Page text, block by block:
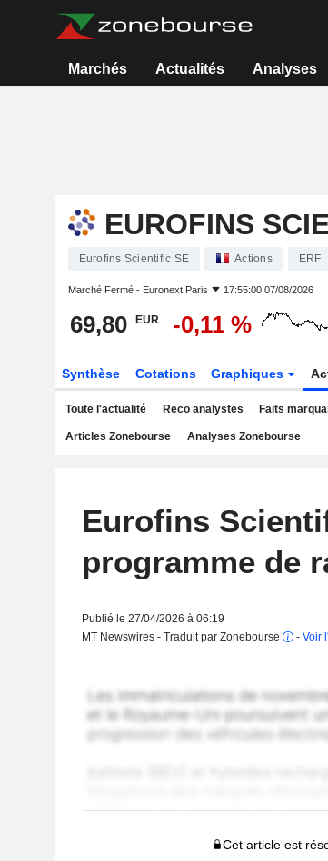
Marchés Actualités Analyses
EUROFINS
Eurofins Scientific SE Actions ERF
Marché Fermé - Euronext Paris 17:55:00 07/08/2026
69,80 EUR -0,11 %
Synthèse Cotations Graphiques
Toute l'actualité Reco analystes Faits
Articles Zonebourse Analyses Zonebourse
Eurofins
programme de
Publié le 27/04/2026 à 06:19
MT Newswires - Traduit par Zonebourse
- Voir
Cet article est